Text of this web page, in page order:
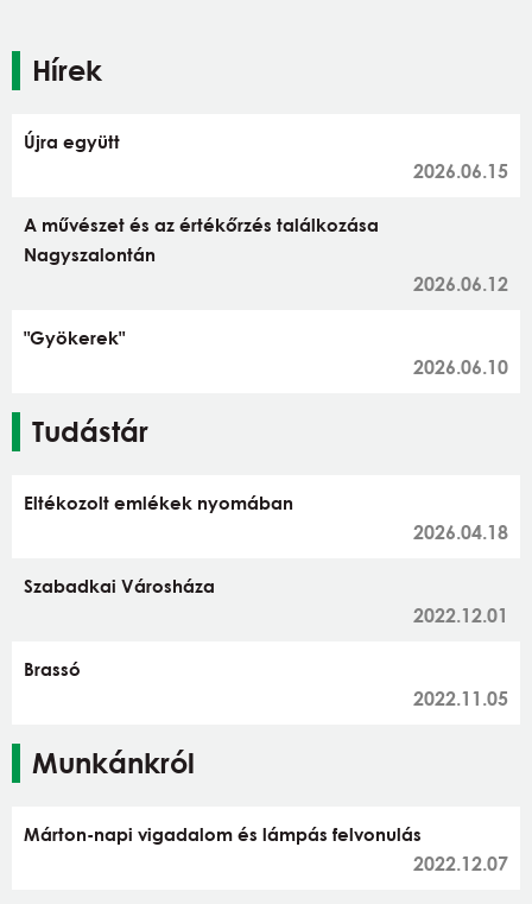
Hírek
Újra együtt
2026.06.15
A művészet és az értékőrzés találkozása
Nagyszalontán
2026.06.12
"Gyökerek"
2026.06.10
Tudástár
Eltékozolt emlékek nyomában
2026.04.18
Szabadkai Városháza
2022.12.01
Brassó
2022.11.05
Munkánkról
Márton-napi vigadalom és lámpás felvonulás
2022.12.07